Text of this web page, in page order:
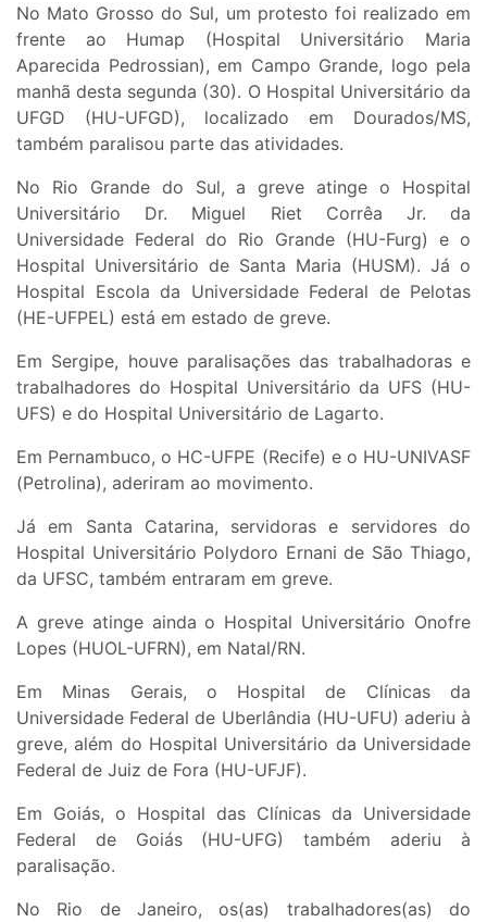
No Mato Grosso do Sul, um protesto foi realizado em
frente ao Humap (Hospital Universitário Maria
Aparecida Pedrossian), em Campo Grande, logo pela
manhã desta segunda (30). O Hospital Universitário da
UFGD (HU-UFGD), localizado em Dourados/MS,
também paralisou parte das atividades.
No Rio Grande do Sul, a greve atinge o Hospital
Universitário Dr. Miguel Riet Corrêa Jr. da
Universidade Federal do Rio Grande (HU-Furg) e o
Hospital Universitário de Santa Maria (HUSM). Já o
Hospital Escola da Universidade Federal de Pelotas
(HE-UFPEL) está em estado de greve.
Em Sergipe, houve paralisações das trabalhadoras e
trabalhadores do Hospital Universitário da UFS (HU-
UFS) e do Hospital Universitário de Lagarto.
Em Pernambuco, o HC-UFPE (Recife) e o HU-UNIVASF
(Petrolina), aderiram ao movimento.
Já em Santa Catarina, servidoras e servidores do
Hospital Universitário Polydoro Ernani de São Thiago,
da UFSC, também entraram em greve.
A greve atinge ainda o Hospital Universitário Onofre
Lopes (HUOL-UFRN), em Natal/RN.
Em Minas Gerais, o Hospital de Clínicas da
Universidade Federal de Uberlândia (HU-UFU) aderiu à
greve, além do Hospital Universitário da Universidade
Federal de Juiz de Fora (HU-UFJF).
Em Goiás, o Hospital das Clínicas da Universidade
Federal de Goiás (HU-UFG) também aderiu à
paralisação.
No Rio de Janeiro, os(as) trabalhadores(as) do